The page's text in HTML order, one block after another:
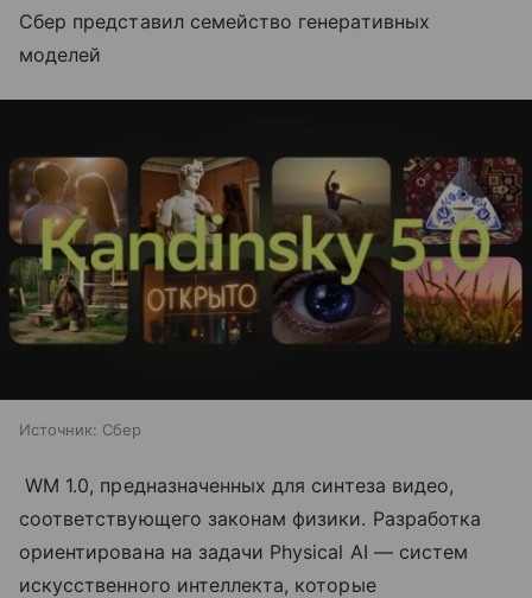
Сбер представил семейство генеративных
моделей
Источник: Сбер
WM 1.0, предназначенных для синтеза видео,
соответствующего законам физики. Разработка
ориентирована на задачи Physical AI — систем
искусственного интеллекта, которые